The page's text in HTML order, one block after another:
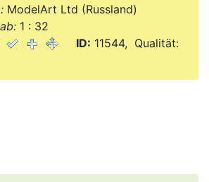
ModelArt Ltd (Russland)
1 : 32
ID: 11544, Qualität: